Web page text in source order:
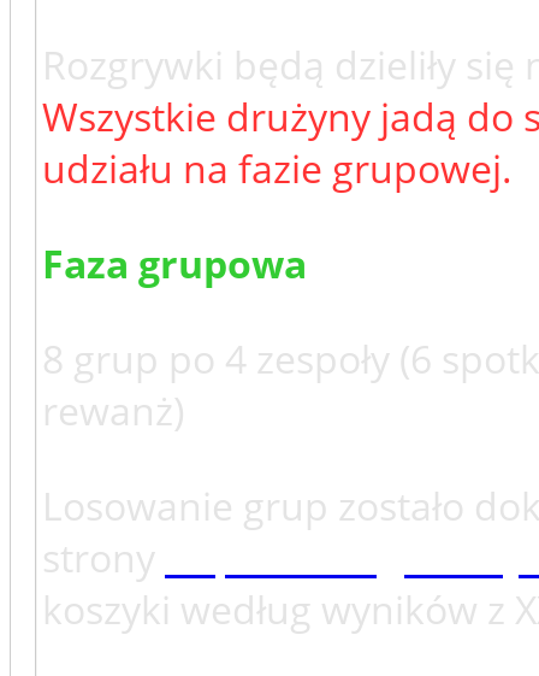
Rozgrywki będą dzieliły się
Wszystkie drużyny jadą do
udziału na fazie grupowej.
Faza grupowa
8 grup po 4 zespoły (6
rewanż)
Losowanie grup zostało
strony
koszyki według wyników z